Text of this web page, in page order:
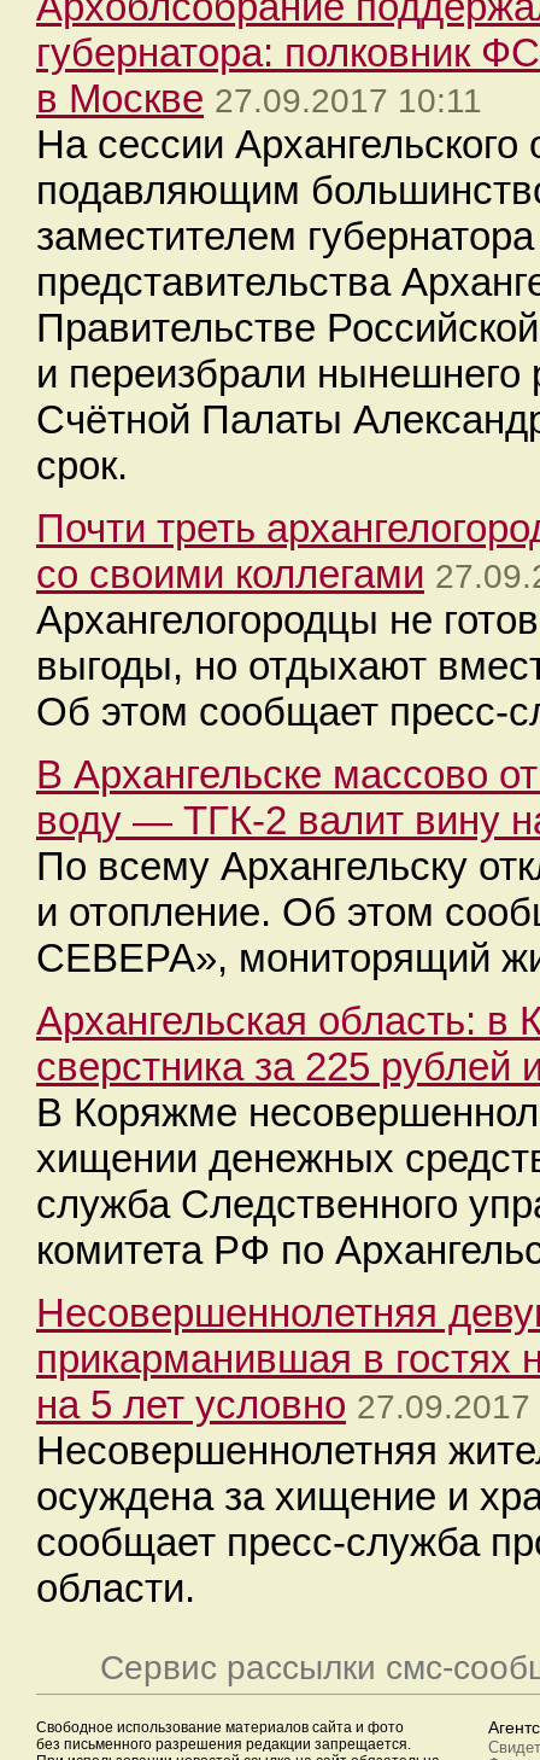
губернатора: полковник
в Москве 27.09.2017 10:11
На сессии
подавляющим
заместителем
представительства
Правительстве
и переизбрали нынешнего
Счётной Палаты
срок.
Почти треть
со своими коллегами
Архангелогородцы не
выгоды, но отдыхают
Об этом сообщает пресс-
В Архангельске массово
воду — ТГК-2 валит вину
По всему Архангельску
и отопление. Об этом
СЕВЕРА», мониторящий
Архангельская область:
сверстника за 225 рублей
В Коряжме
хищении денежных
служба Следственного
комитета РФ по
Несовершеннолетняя
прикарманившая в гостях
на 5 лет условно 27.09.2017
Несовершеннолетняя
осуждена за хищение и
сообщает пресс-служба
области.
Сервис рассылки смс-
Свободное использование материалов сайта и фото
без письменного разрешения редакции запрещается.